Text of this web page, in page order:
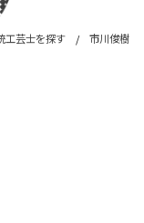
工芸士を探す 市川俊樹